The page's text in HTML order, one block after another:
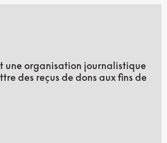
une organisation journalistique
des reçus de dons aux fins de